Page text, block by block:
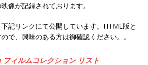
像が記録されております。
記リンクにて公開しています。HTML版と
で、興味のある方は御確認ください。。
フィルムコレクション リスト